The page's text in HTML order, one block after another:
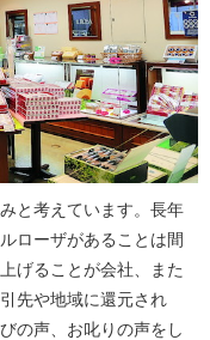
と考えています。長年
ローザがあることは間
げることが会社、また
先や地域に還元され
の声、お叱りの声をし